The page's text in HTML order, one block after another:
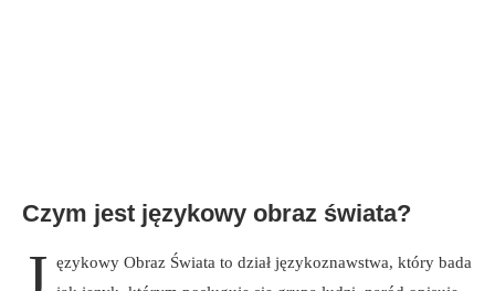
Czym jest językowy obraz świata?
ęzykowy Obraz Świata to dział językoznawstwa, który bada